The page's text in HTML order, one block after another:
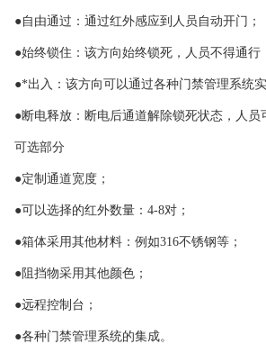
●自由通过：通过红外感应到人员自动开门；
●始终锁住：该方向始终锁死，人员不得通行
●*出入：该方向可以通过各种门禁管理系统实
●断电释放：断电后通道解除锁死状态，人员
可选部分
●定制通道宽度；
●可以选择的红外数量：4-8对；
●箱体采用其他材料：例如316不锈钢等；
●阻挡物采用其他颜色；
●远程控制台；
●各种门禁管理系统的集成。